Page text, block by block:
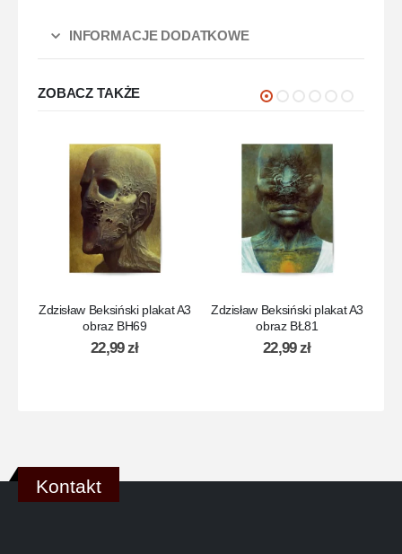
INFORMACJE DODATKOWE
ZOBACZ TAKŻE
Zdzisław Beksiński plakat A3
obraz BH69
22,99zł
Zdzisław Beksiński plakat A3
obraz BŁ81
22,99zł
Kontakt